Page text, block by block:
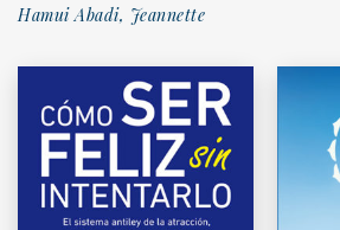
Hamui Abadi, Jeannette